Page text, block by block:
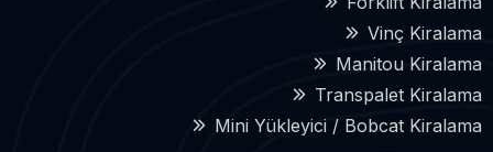
Vinç Kiralama
Manitou Kiralama
Transpalet Kiralama
Mini Yükleyici / Bobcat Kiralama